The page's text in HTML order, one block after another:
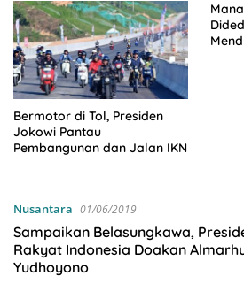
Bermotor di Tol, Presiden
Jokowi Pantau
Pembangunan dan Jalan IKN
Nusantara 01/06/2019
Sampaikan Belasungkawa,
Rakyat Indonesia Doakan
Yudhoyono